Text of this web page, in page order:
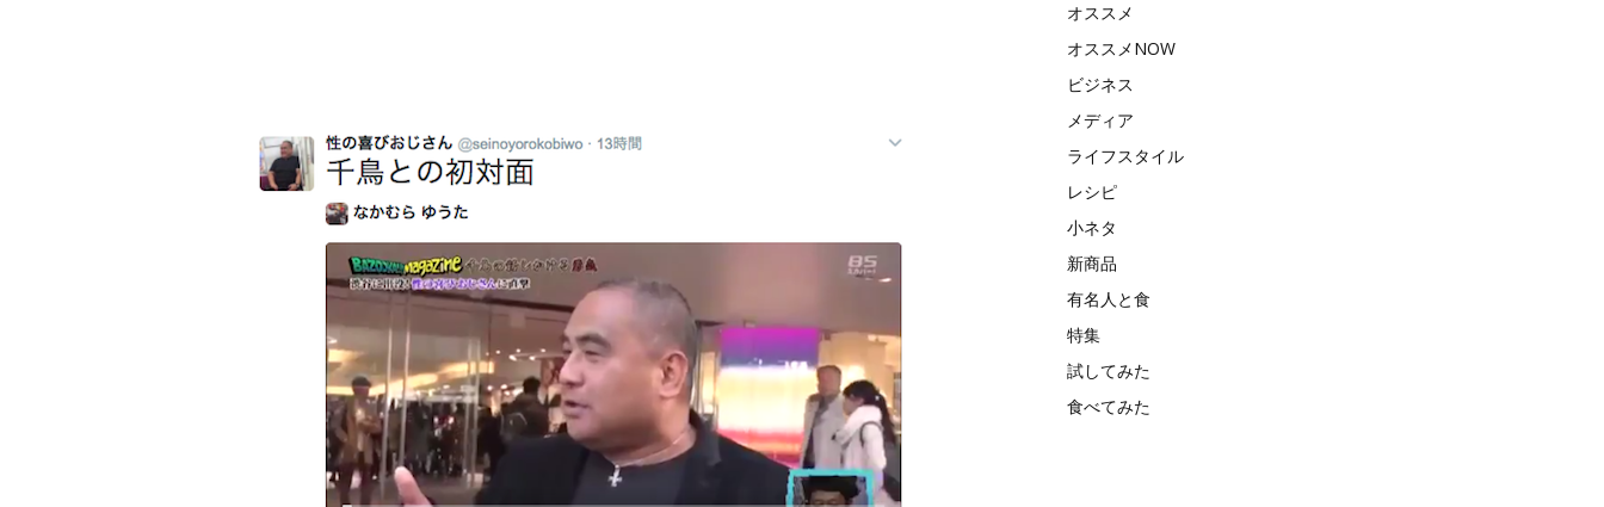
オススメ
オススメNOW
ビジネス
メディア
ライフスタイル
レシピ
小ネタ
新商品
有名人と食
特集
試してみた
食べてみた